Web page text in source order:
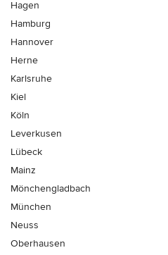
Hagen
Hamburg
Hannover
Herne
Karlsruhe
Kiel
Köln
Leverkusen
Lübeck
Mainz
Mönchen­gladbach
München
Neuss
Oberhausen